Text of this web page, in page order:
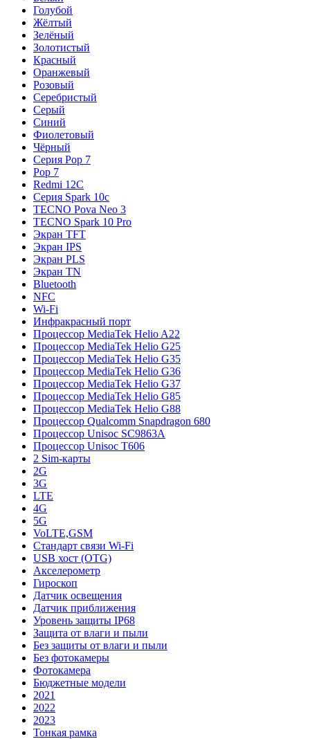
Голубой
Жёлтый
Зелёный
Золотистый
Красный
Оранжевый
Розовый
Серебристый
Серый
Синий
Фиолетовый
Чёрный
Серия Pop 7
Pop 7
Redmi 12C
Серия Spark 10c
TECNO Pova Neo 3
TECNO Spark 10 Pro
Экран TFT
Экран IPS
Экран PLS
Экран TN
Bluetooth
NFC
Wi-Fi
Инфракрасный порт
Процессор MediaTek Helio A22
Процессор MediaTek Helio G25
Процессор MediaTek Helio G35
Процессор MediaTek Helio G36
Процессор MediaTek Helio G37
Процессор MediaTek Helio G85
Процессор MediaTek Helio G88
Процессор Qualcomm Snapdragon 680
Процессор Unisoc SC9863A
Процессор Unisoc T606
2 Sim-карты
2G
3G
LTE
4G
5G
VoLTE,GSM
Стандарт связи Wi-Fi
USB хост (OTG)
Акселерометр
Гироскоп
Датчик освещения
Датчик приближения
Уровень защиты IP68
Защита от влаги и пыли
Без защиты от влаги и пыли
Без фотокамеры
Фотокамера
Бюджетные модели
2021
2022
2023
Тонкая рамка